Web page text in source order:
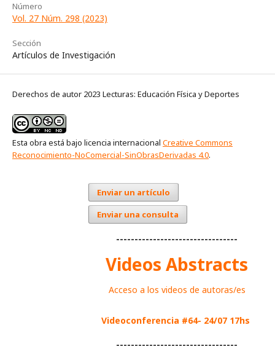
Número
Vol. 27 Núm. 298 (2023)
Sección
Artículos de Investigación
Derechos de autor 2023 Lecturas: Educación Física y Deportes
Esta obra está bajo licencia internacional Creative Commons
Reconocimiento-NoComercial-SinObrasDerivadas 4.0.
Enviar un artículo
Enviar una consulta
---------------------------------
Videos Abstracts
Acceso a los videos de autoras/es
Videoconferencia #64- 24/07 17hs
---------------------------------